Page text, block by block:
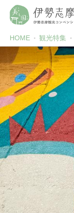
HOME 観光特集